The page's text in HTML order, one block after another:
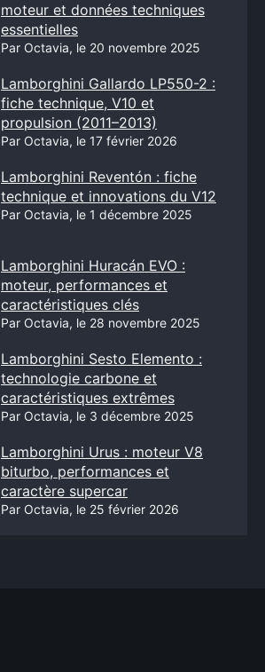
moteur et données techniques
essentielles
Par Octavia, le 20 novembre 2025
Lamborghini Gallardo LP550-2 :
fiche technique, V10 et
propulsion (2011–2013)
Par Octavia, le 17 février 2026
Lamborghini Reventón : fiche
technique et innovations du V12
Par Octavia, le 1 décembre 2025
Lamborghini Huracán EVO :
moteur, performances et
caractéristiques clés
Par Octavia, le 28 novembre 2025
Lamborghini Sesto Elemento :
technologie carbone et
caractéristiques extrêmes
Par Octavia, le 3 décembre 2025
Lamborghini Urus : moteur V8
biturbo, performances et
caractère supercar
Par Octavia, le 25 février 2026